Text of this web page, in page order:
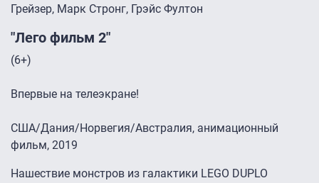
Грейзер, Марк Стронг, Грэйс Фултон
"Лего фильм 2"
(6+)
Впервые на телеэкране!
США/Дания/Норвегия/Австралия, анимационный
фильм, 2019
Нашествие монстров из галактики LEGO DUPLO